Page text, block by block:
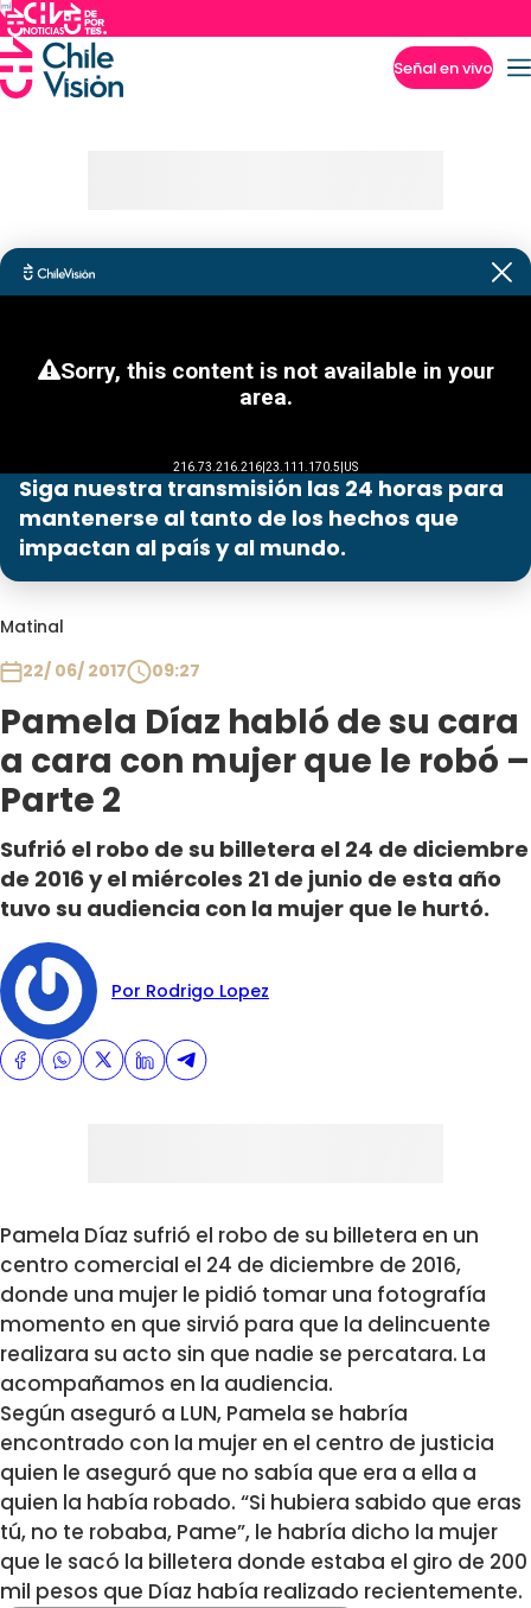
Señal en vivo
Siga nuestra transmisión las 24 horas para
mantenerse al tanto de los hechos que
impactan al país y al mundo.
Matinal
22/ 06/ 2017
09:27
Pamela Díaz habló de su cara
a cara con mujer que le robó –
Parte 2
Sufrió el robo de su billetera el 24 de diciembre
de 2016 y el miércoles 21 de junio de esta año
tuvo su audiencia con la mujer que le hurtó.
Por Rodrigo Lopez
Pamela Díaz sufrió el robo de su billetera en un
centro comercial el 24 de diciembre de 2016,
donde una mujer le pidió tomar una fotografía
momento en que sirvió para que la delincuente
realizara su acto sin que nadie se percatara. La
acompañamos en la audiencia.
Según aseguró a LUN, Pamela se habría
encontrado con la mujer en el centro de justicia
quien le aseguró que no sabía que era a ella a
quien la había robado. “Si hubiera sabido que eras
tú, no te robaba, Pame”, le habría dicho la mujer
que le sacó la billetera donde estaba el giro de 200
mil pesos que Díaz había realizado recientemente.
Programas
Contigo en Directo
Plan Perfecto
Sabingo
Todos Los Programas